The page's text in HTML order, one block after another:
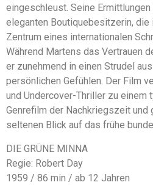
eingeschleust. Seine
eleganten Boutiquebesitzerin, die
Zentrum eines internationalen
Während Martens das Vertrauen
er zunehmend in einen Strudel
persönlichen Gefühlen. Der Film
und Undercover-Thriller zu einem
Genrefilm der Nachkriegszeit und
seltenen Blick auf das frühe
DIE GRÜNE MINNA
Regie: Robert Day
1959 / 86 min / ab 12 Jahren